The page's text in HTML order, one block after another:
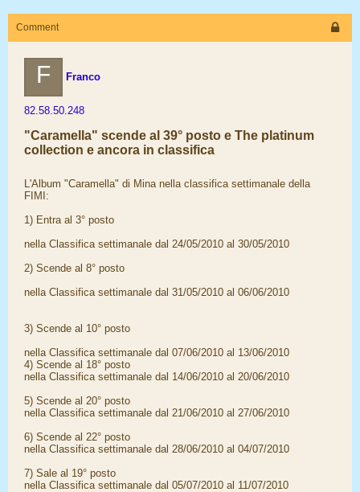
Comment
F Franco
82.58.50.248
"Caramella" scende al 39° posto e The platinum
collection e ancora in classifica
L'Album "Caramella" di Mina nella classifica settimanale della
FIMI:
1) Entra al 3° posto
nella Classifica settimanale dal 24/05/2010 al 30/05/2010
2) Scende al 8° posto
nella Classifica settimanale dal 31/05/2010 al 06/06/2010
3) Scende al 10° posto
nella Classifica settimanale dal 07/06/2010 al 13/06/2010
4) Scende al 18° posto
nella Classifica settimanale dal 14/06/2010 al 20/06/2010
5) Scende al 20° posto
nella Classifica settimanale dal 21/06/2010 al 27/06/2010
6) Scende al 22° posto
nella Classifica settimanale dal 28/06/2010 al 04/07/2010
7) Sale al 19° posto
nella Classifica settimanale dal 05/07/2010 al 11/07/2010